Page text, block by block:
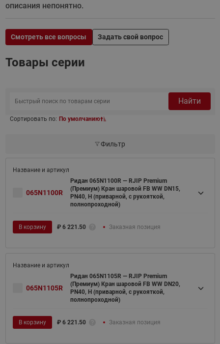
описания непонятно.
Смотреть все вопросы Задать свой вопрос
Товары серии
Найти
Сортировать по: По умолчанию
Фильтр
065N1100R
Ридан 065N1100R — RJIP Premium
(Премиум) Кран шаровой FB WW DN15,
PN40, H (приварной, с рукояткой,
полнопроходной)
В корзину ₽ 6 221.50 Заказная позиция
065N1105R
Ридан 065N1105R — RJIP Premium
(Премиум) Кран шаровой FB WW DN20,
PN40, H (приварной, с рукояткой,
полнопроходной)
В корзину ₽ 6 221.50 Заказная позиция